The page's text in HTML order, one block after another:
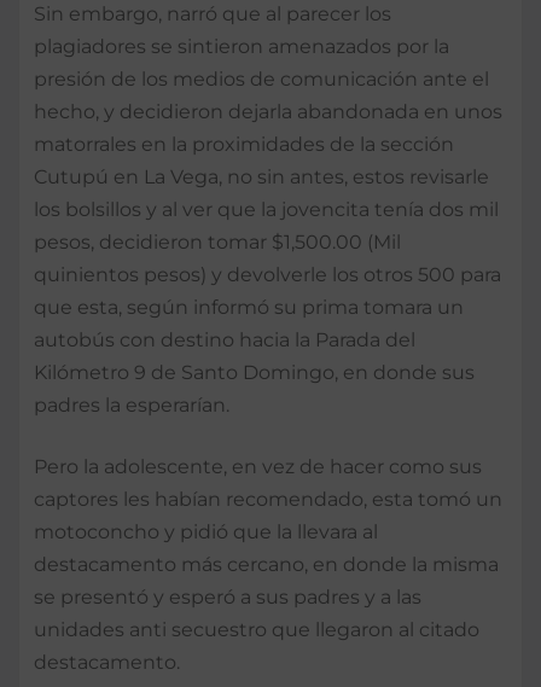
Sin embargo, narró que al parecer los
plagiadores se sintieron amenazados por la
presión de los medios de comunicación ante el
hecho, y decidieron dejarla abandonada en unos
matorrales en la proximidades de la sección
Cutupú en La Vega, no sin antes, estos revisarle
los bolsillos y al ver que la jovencita tenía dos mil
pesos, decidieron tomar $1,500.00 (Mil
quinientos pesos) y devolverle los otros 500 para
que esta, según informó su prima tomara un
autobús con destino hacia la Parada del
Kilómetro 9 de Santo Domingo, en donde sus
padres la esperarían.
Pero la adolescente, en vez de hacer como sus
captores les habían recomendado, esta tomó un
motoconcho y pidió que la llevara al
destacamento más cercano, en donde la misma
se presentó y esperó a sus padres y a las
unidades anti secuestro que llegaron al citado
destacamento.